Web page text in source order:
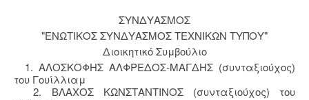
ΣΥΝΔΥΑΣΜΟΣ
"ΕΝΩΤΙΚΟΣ ΣΥΝΔΥΑΣΜΟΣ ΤΕΧΝΙΚΩΝ ΤΥΠΟΥ"
Διοικητικό Συμβούλιο
1. ΑΛΟΣΚΟΦΗΣ ΑΛΦΡΕΔΟΣ-ΜΑΓΔΗΣ (συνταξιούχος)
του Γουίλλιαμ
2. ΒΛΑΧΟΣ ΚΩΝΣΤΑΝΤΙΝΟΣ (συνταξιούχος) του